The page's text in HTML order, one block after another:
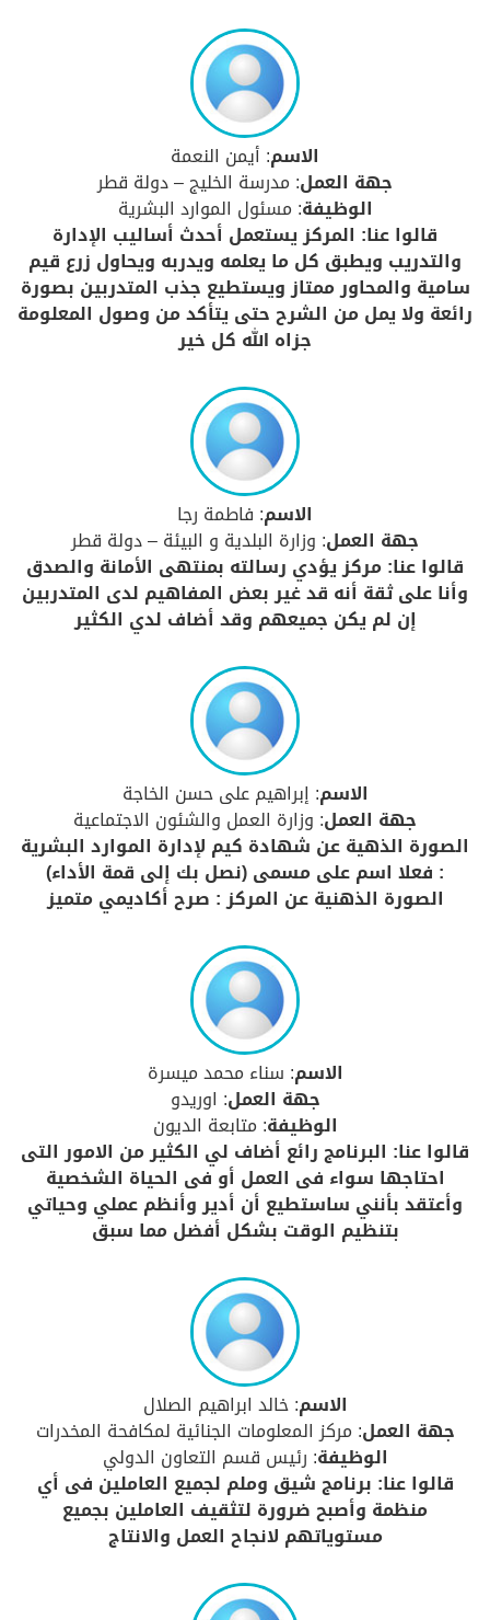
الاسم: أيمن النعمة
جهة العمل: مدرسة الخليج – دولة قطر
الوظيفة: مسئول الموارد البشرية
قالوا عنا: المركز يستعمل أحدث أساليب الإدارة
والتدريب ويطبق كل ما يعلمه ويدربه ويحاول زرع قيم
سامية والمحاور ممتاز ويستطيع جذب المتدربين بصورة
رائعة ولا يمل من الشرح حتى يتأكد من وصول المعلومة
جزاه الله كل خير
الاسم: فاطمة رجا
جهة العمل: وزارة البلدية و البيئة – دولة قطر
قالوا عنا: مركز يؤدي رسالته بمنتهى الأمانة والصدق
وأنا على ثقة أنه قد غير بعض المفاهيم لدى المتدربين
إن لم يكن جميعهم وقد أضاف لدي الكثير
الاسم: إبراهيم على حسن الخاجة
جهة العمل: وزارة العمل والشئون الاجتماعية
الصورة الذهية عن شهادة كيم لإدارة الموارد البشرية
: فعلا اسم على مسمى (نصل بك إلى قمة الأداء)
الصورة الذهنية عن المركز : صرح أكاديمي متميز
الاسم: سناء محمد ميسرة
جهة العمل: اوريدو
الوظيفة: متابعة الديون
قالوا عنا: البرنامج رائع أضاف لي الكثير من الامور التى
احتاجها سواء فى العمل أو فى الحياة الشخصية
وأعتقد بأنني ساستطيع أن أدير وأنظم عملي وحياتي
بتنظيم الوقت بشكل أفضل مما سبق
الاسم: خالد ابراهيم الصلال
جهة العمل: مركز المعلومات الجنائية لمكافحة المخدرات
الوظيفة: رئيس قسم التعاون الدولي
قالوا عنا: برنامج شيق وملم لجميع العاملين فى أي
منظمة وأصبح ضرورة لتثقيف العاملين بجميع
مستوياتهم لانجاح العمل والانتاج